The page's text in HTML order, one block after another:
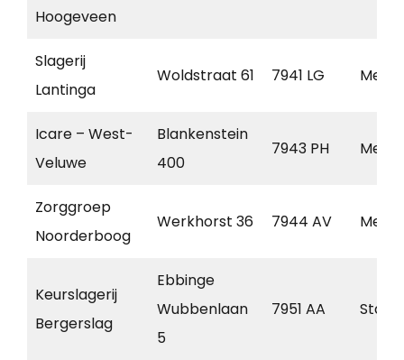
Hoogeveen
Slagerij
Lantinga
Woldstraat 61 7941 LG
Icare – West-
Veluwe
Blankenstein
400
7943 PH
Zorggroep
Noorderboog
Werkhorst 36 7944 AV
Keurslagerij
Bergerslag
Ebbinge
Wubbenlaan
5
7951 AA